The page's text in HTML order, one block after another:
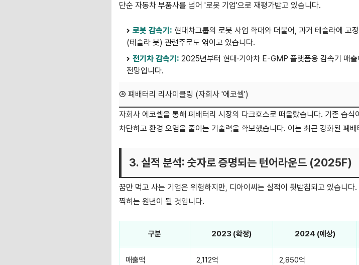
단순 자동차 부품사를 넘어 '로봇 기업'으로 재평가받고 있습니다.
로봇 감속기: 현대차그룹의 로봇 사업 확대와 더불어, 과거 테슬라에 고
(테슬라 봇) 관련주로도 엮이고 있습니다.
전기차 감속기: 2025년부터 현대·기아차 E-GMP 플랫폼용 감속기
전망입니다.
③ 폐배터리 리사이클링 (자회사 '에코셀')
자회사 에코셀을 통해 폐배터리 시장의 다크호스로 떠올랐습니다. 기존 습식
차단하고 환경 오염을 줄이는 기술력을 확보했습니다. 이는 최근 강화된 폐
3. 실적 분석: 숫자로 증명되는 턴어라운드 (2025F)
꿈만 먹고 사는 기업은 위험하지만, 디아이씨는 실적이 뒷받침되고 있습니
찍히는 원년이 될 것입니다.
구분 2023 (확정) 2024 (예상)
매출액 2,112억 2,850억